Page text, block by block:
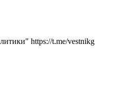
https://t.me/vestnikg